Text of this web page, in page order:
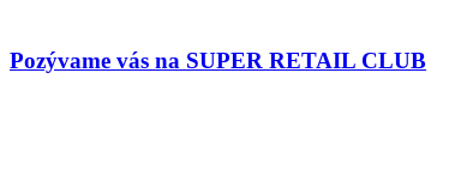
Pozývame vás na SUPER RETAIL CLUB